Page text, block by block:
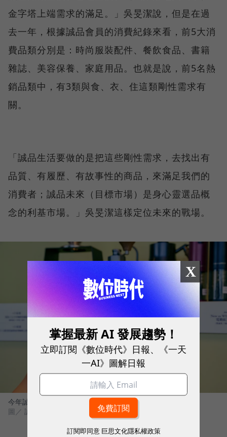
金字塔上端需求的滿足。」吳旻潔說，但是在過
去一年，根據誠品會員的消費紀錄來看，前5大消
費品類分別是：時尚服裝配件、餐飲食品、書籍
雜誌、美容保養、家庭用品。也就是說，前5名熱
銷品類中，有3類與食、衣、住這類剛性需求有
關。
「誠品生活要做的是把這些剛性需求，去找出有
品質、有履歷、有故事性的商品，來滿足我們的
消費者；誠品未來（目標市場）是身心靈選品概
念的利基市場。」吳旻潔這樣定位未來的戰場。
今年誠品會員之夜，將看到更多串連線上、線下的巧思。
圖／ 誠品生活
X
掌握最新 AI 發展趨勢！
立即訂閱《數位時代》日報、《一天
一AI》圖解日報
訂閱即同意 巨思文化隱私權政策